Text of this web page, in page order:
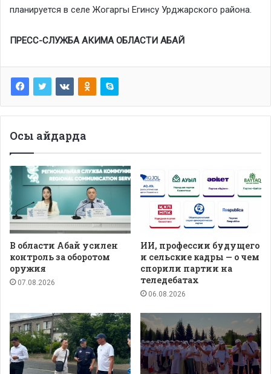
планируется в селе Жогаргы Егинсу Урджарского района.
ПРЕСС-СЛУЖБА АКИМА ОБЛАСТИ АБАЙ
Осы айдарда
В области Абай усилен
контроль за оборотом
оружия
07.08.2026
ИИ, профессии будущего
и сельские кадры — о чем
спорили партии на
теледебатах
06.08.2026